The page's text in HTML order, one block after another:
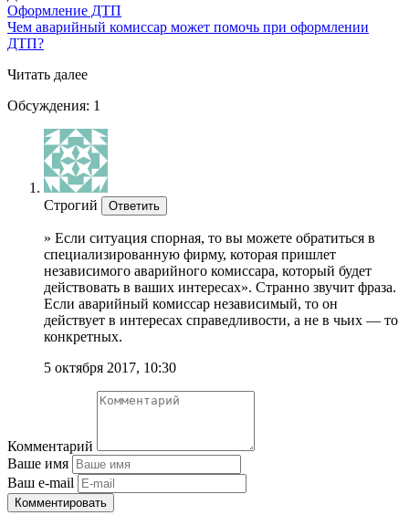
Оформление ДТП
Чем аварийный комиссар может помочь при оформлении
ДТП?
Читать далее
Обсуждения: 1
Строгий Ответить
» Если ситуация спорная, то вы можете обратиться в
специализированную фирму, которая пришлет
независимого аварийного комиссара, который будет
действовать в ваших интересах». Странно звучит фраза.
Если аварийный комиссар независимый, то он
действует в интересах справедливости, а не в чьих — то
конкретных.
5 октября 2017, 10:30
Комментарий
Ваше имя
Ваш e-mail
Комментировать